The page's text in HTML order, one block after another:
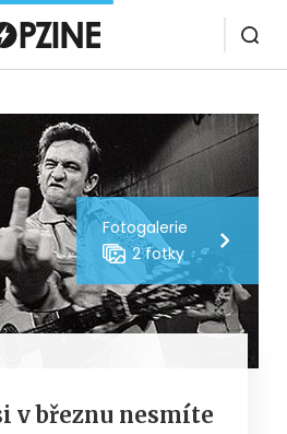
Fotogalerie
2 fotky
v březnu nesmíte